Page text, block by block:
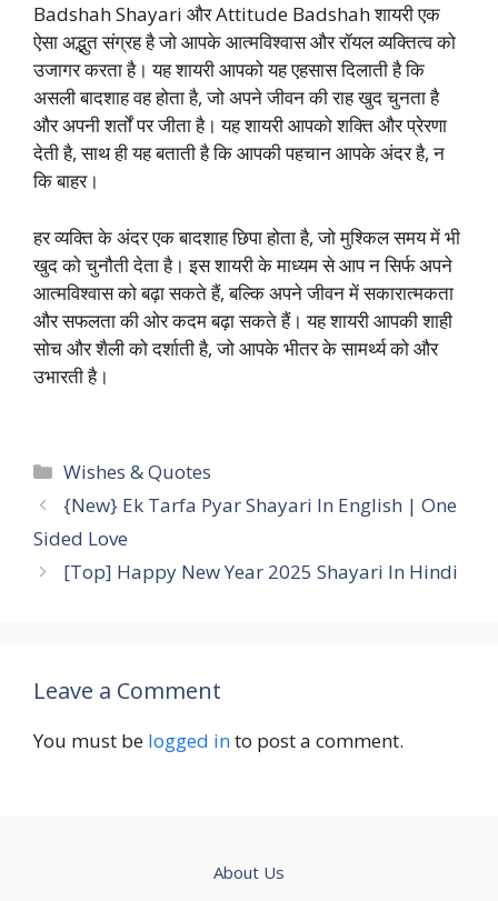
Badshah Shayari और Attitude Badshah शायरी एक
ऐसा अद्भुत संग्रह है जो आपके आत्मविश्वास और रॉयल व्यक्तित्व को
उजागर करता है। यह शायरी आपको यह एहसास दिलाती है कि
असली बादशाह वह होता है, जो अपने जीवन की राह खुद चुनता है
और अपनी शर्तों पर जीता है। यह शायरी आपको शक्ति और प्रेरणा
देती है, साथ ही यह बताती है कि आपकी पहचान आपके अंदर है, न
कि बाहर।
हर व्यक्ति के अंदर एक बादशाह छिपा होता है, जो मुश्किल समय में भी
खुद को चुनौती देता है। इस शायरी के माध्यम से आप न सिर्फ अपने
आत्मविश्वास को बढ़ा सकते हैं, बल्कि अपने जीवन में सकारात्मकता
और सफलता की ओर कदम बढ़ा सकते हैं। यह शायरी आपकी शाही
सोच और शैली को दर्शाती है, जो आपके भीतर के सामर्थ्य को और
उभारती है।
Categories
Wishes & Quotes
{New} Ek Tarfa Pyar Shayari In English | One
Sided Love
[Top] Happy New Year 2025 Shayari In Hindi
Leave a Comment
You must be logged into post a comment.
About Us